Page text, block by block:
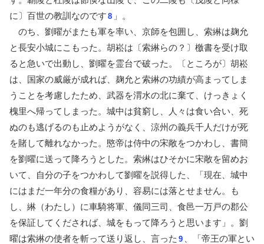
に〕百世の教訓なのです 8 」。
のち、劉曜がまたも軍を率い、京師を包囲し、索綝は麹允
と長安小城にこもった。胡崧は〔索綝らの？〕檄書を受け取
ると急いで出動し、劉曜を霊台で破った。〔ところが〕胡崧
は、国家の威厳が成れば、麹允と索綝の功績が高まってしま
うことを考慮したため、武器を渭水の北に棄て、けっきょく
槐里へ帰ってしまった。城中は貧窮し、人々は食い合い、死
ぬのも逃げるのも止めようがなく、涼州の義兵千人だけが死
を賭して離れなかった。愍帝は侍中の宋敞をつかわし、書簡
を劉曜に送って降ろうとした。索綝はひそかに宋敞を留めお
いて、自分の子をつかわして劉曜を説得した、「現在、城中
にはまだ一年分の食糧があり、容易には落とせません。も
し、綝（わたし）に車騎将軍、儀同三司、食邑一万戸の郡公
を保証してくだされば、城をもって降ろうと思います」。劉
曜は索綝の使者を斬って送り返し、言った 9
、「帝王の軍とい